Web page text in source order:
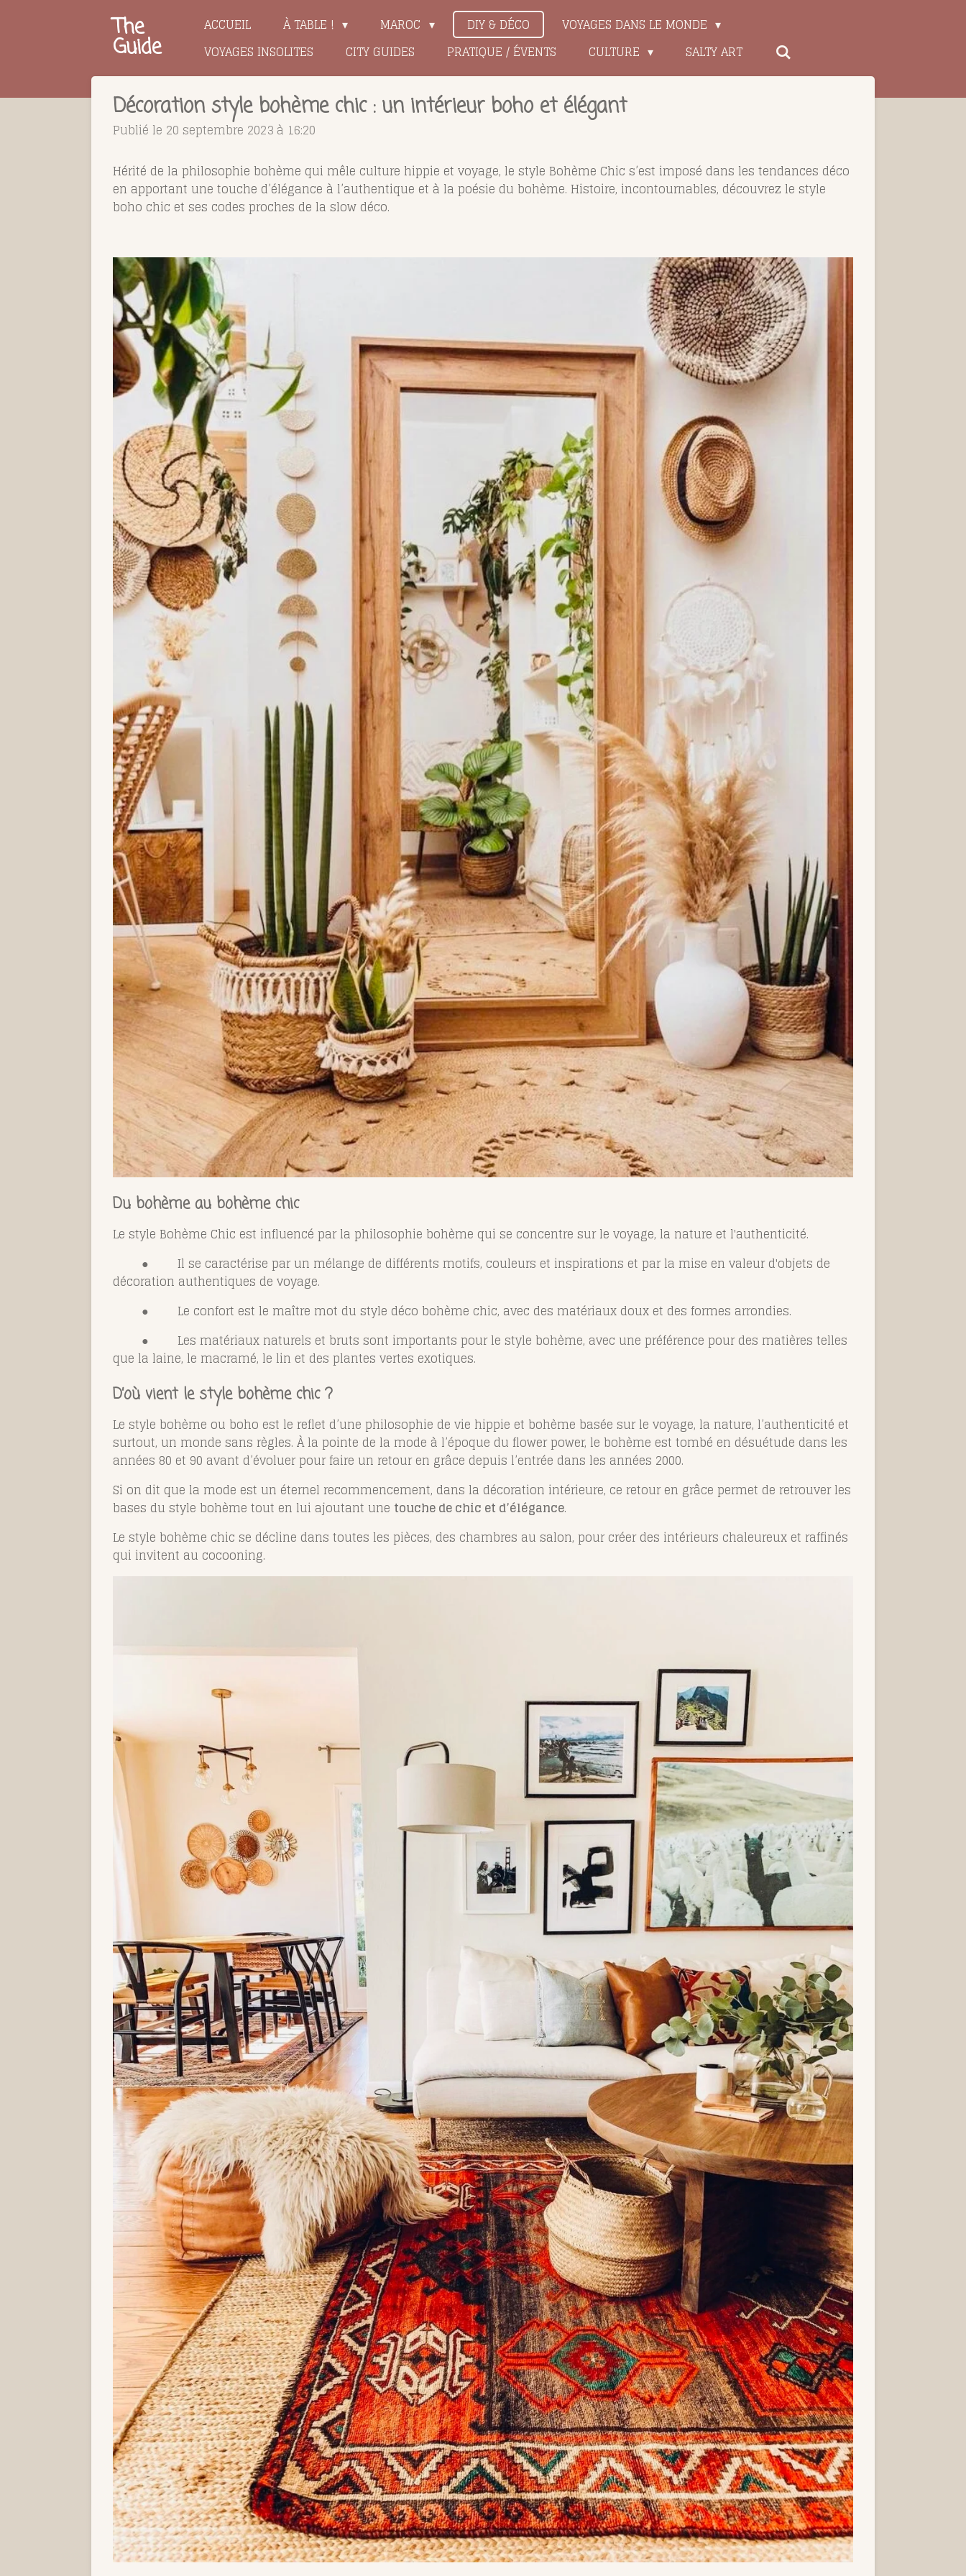
The
Guide
ACCUEIL À TABLE ! MAROC DIY & DÉCO
VOYAGES DANS LE MONDE
VOYAGES INSOLITES
CITY GUIDES PRATIQUE / ÉVENTS CULTURE SALTY ART
Décoration style bohème chic : un intérieur boho et élégant
Publié le 20 septembre 2023 à 16:20
Hérité de la philosophie bohème qui mêle culture hippie et voyage, le style Bohème Chic s’est imposé dans les tendances déco
en apportant une touche d’élégance à l’authentique et à la poésie du bohème. Histoire, incontournables, découvrez le style
boho chic et ses codes proches de la slow déco.
Du bohème au bohème chic
Le style Bohème Chic est influencé par la philosophie bohème qui se concentre sur le voyage, la nature et l'authenticité.
●
Il se caractérise par un mélange de différents motifs, couleurs et inspirations et par la mise en valeur d'objets de
décoration authentiques de voyage.
●
Le confort est le maître mot du style déco bohème chic, avec des matériaux doux et des formes arrondies.
●
Les matériaux naturels et bruts sont importants pour le style bohème, avec une préférence pour des matières telles
que la laine, le macramé, le lin et des plantes vertes exotiques.
D’où vient le style bohème chic ?
Le style bohème ou boho est le reflet d’une philosophie de vie hippie et bohème basée sur le voyage, la nature, l’authenticité et
surtout, un monde sans règles. À la pointe de la mode à l’époque du flower power, le bohème est tombé en désuétude dans les
années 80 et 90 avant d’évoluer pour faire un retour en grâce depuis l’entrée dans les années 2000.
Si on dit que la mode est un éternel recommencement, dans la décoration intérieure, ce retour en grâce permet de retrouver les
bases du style bohème tout en lui ajoutant une touche de chic et d’élégance.
Le style bohème chic se décline dans toutes les pièces, des chambres au salon, pour créer des intérieurs chaleureux et raffinés
qui invitent au cocooning.